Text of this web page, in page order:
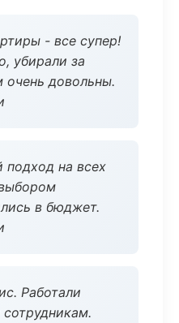
- все супер!
убирали за
очень довольны.
на всех
в бюджет.
Работали